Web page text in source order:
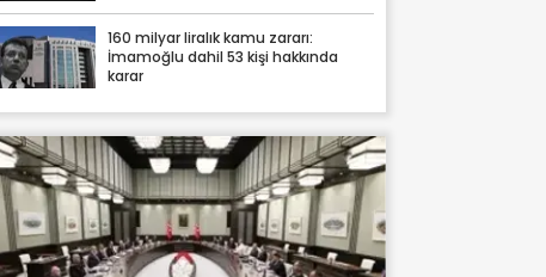
160 milyar liralık kamu zararı:
İmamoğlu dahil 53 kişi hakkında
karar